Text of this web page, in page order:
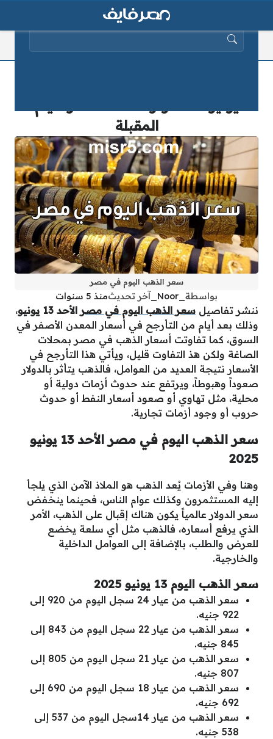
المقبلة
سعر الذهب اليوم في مصر
بواسطة آخر تحديثمنذ 5 سنوات
ننشر تفاصيل سعر الذهب اليوم في مصر الأحد 13 يونيو
،
وذلك بعد أيام من التأرجح في أسعار المعدن الأصفر في
السوق، كما تفاوتت أسعار الذهب في مصر بمحلات
الصاغة ولكن هذ التفاوت قليل، ويأتي هذا التأرجح في
الأسعار نتيجة العديد من العوامل، فالذهب يتأثر بالدولار
صعوداً وهبوطاً، ويرتفع عند حدوث أزمات دولية أو
محلية، مثل تهاوي أو صعود أسعار النفط أو حدوث
حروب أو وجود أزمات تجارية.
سعر الذهب اليوم في مصر الأحد 13 يونيو
2025
وهنا وفي الأزمات يُعد الذهب هو الملاذ الآمن الذي يلجأ
إليه المستثمرون وكذلك عوام الناس، فحينما ينخفض
سعر الدولار عالمياً يكون هناك إقبال على الذهب، الأمر
الذي يرفع أسعاره، فالذهب مثل أي سلعة يخضع
للعرض والطلب، بالإضافة إلى العوامل الداخلية
والخارجية.
سعر الذهب اليوم 13 يونيو 2025
سعر الذهب من عيار 24 سجل اليوم من 920 إلى
922 جنيه.
سعر الذهب من عيار 22 سجل اليوم من 843 إلى
845 جنيه.
سعر الذهب من عيار 21 سجل اليوم من 805 إلى
807 جنيه.
سعر الذهب من عيار 18 سجل اليوم من 690 إلى
692 جنيه.
سعر الذهب من عيار 14سجل اليوم من 537 إلى
538 جنيه.
البحث عن: